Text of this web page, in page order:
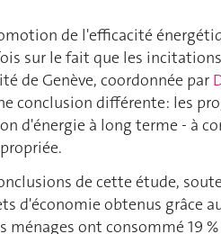
de l'efficacité
sur le fait que les incitations
de Genève, coordonnée par
conclusion différente: les
d'énergie à long terme - à
de cette étude,
d'économie obtenus grâce
ménages ont consommé 19